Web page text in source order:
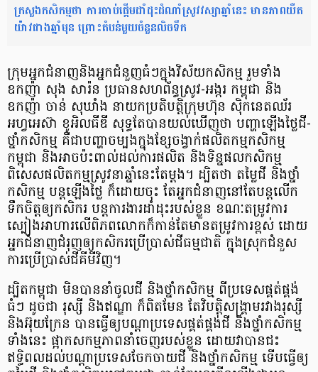
ក្រសួងកសិកម្មថា ការចាប់ផ្ដើមដាំដុះដំណាំស្រូវវស្សាឆ្នាំនេះ មានភាពយឺត
យ៉ាវជាងឆ្នាំមុន ព្រោះតំបន់មួយចំនួនលិចទឹក
ក្រុមអ្នកជំនាញនិងអ្នកជំនួញធំៗក្នុងវិស័យកសិកម្ម រួមទាំង
ឧកញ៉ា សុង សារ៉ន ប្រធានសហព័ន្ធស្រូវ-អង្ករ កម្ពុជា និង
ឧកញ៉ា ចាន់ សុឃាំង នាយកប្រតិបត្តិក្រុមហ៊ុន ស៊ិកនេតឈ័រ
អហ្វអេស៊ា ខូអិលធីឌី សុទ្ធតែបានយល់ឃើញថា បញ្ហាឡើងថ្លៃជី-
ថ្នាំកសិកម្ម គឺជាបញ្ហាចម្បងក្នុងខ្សែចង្វាក់ផលិតកម្មកសិកម្ម
កម្ពុជា និងអាចប៉ះពាល់ដល់ការផលិត និងទិន្នផលកសិកម្ម
ពិសេសផលិតកម្មស្រូវនាឆ្នាំនេះតែម្ដង។ ដ្បិតថា តម្លៃជី និងថ្នាំ
កសិកម្ម បន្តឡើងថ្លៃ ក៏ដោយចុះ តែអ្នកជំនាញនៅតែបន្តលើក
ទឹកចិត្តឲ្យកសិករ បន្តការងារដាំដុះរបស់ខ្លួន ខណៈតម្រូវការ
ស្បៀងអាហារលើពិភពលោកក៏កាន់តែមានតម្រូវការខ្ពស់ ដោយ
អ្នកជំនាញជំរុញឲ្យកសិករប្រើប្រាស់ជីធម្មជាតិ ក្នុងស្រុកជំនួស
ការប្រើប្រាស់ជីគីមីវិញ។
ដ្បិតកម្ពុជា មិនបាននាំចូលជី និងថ្នាំកសិកម្ម ពីប្រទេសផ្គត់ផ្គង់
ធំៗ ដូចជា រុស្សី និងឥណ្ឌា ក៏ពិតមែន តែវិបត្តិសង្រ្គាមរវាងរុស្សី
និងអ៊ុយក្រែន បានធ្វើឲ្យបណ្ដាប្រទេសផ្គត់ផ្គង់ជី និងថ្នាំកសិកម្ម
ទាំងនេះ ផ្អាកសកម្មភាពនាំចេញរបស់ខ្លួន ដោយវាបានជះ
ឥទ្ធិពលដល់បណ្ដាប្រទេសចែកចាយជី និងថ្នាំកសិកម្ម ទើបធ្វើឲ្យ